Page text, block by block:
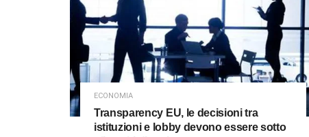
ECONOMIA
Transparency EU, le decisioni tra
istituzioni e lobby devono essere sotto